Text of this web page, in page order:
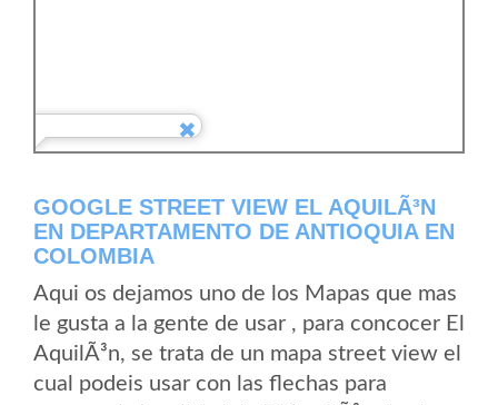
GOOGLE STREET VIEW EL AQUILÃ³N
EN DEPARTAMENTO DE ANTIOQUIA EN
COLOMBIA
Aqui os dejamos uno de los Mapas que mas
le gusta a la gente de usar , para concocer El
AquilÃ³n, se trata de un mapa street view el
cual podeis usar con las flechas para